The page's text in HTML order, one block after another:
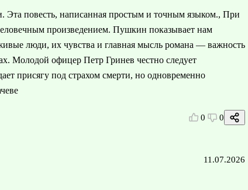
Эта повесть, написанная простым и точным языком., При
произведением. Пушкин показывает нам
люди, их чувства и главная мысль романа — важность
Молодой офицер Петр Гринев честно следует
присягу под страхом смерти, но одновременно
0 0
11.07.2026